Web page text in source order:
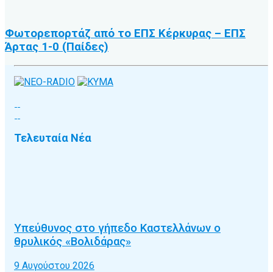
Φωτορεπορτάζ από το ΕΠΣ Κέρκυρας – ΕΠΣ
Άρτας 1-0 (Παίδες)
Τελευταία Νέα
Υπεύθυνος στο γήπεδο Καστελλάνων ο
θρυλικός «Βολιδάρας»
9 Αυγούστου 2026